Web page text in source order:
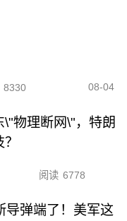
8330 08-04
\"物理断网\"，特朗
阅读 6778
导弹端了！美军这